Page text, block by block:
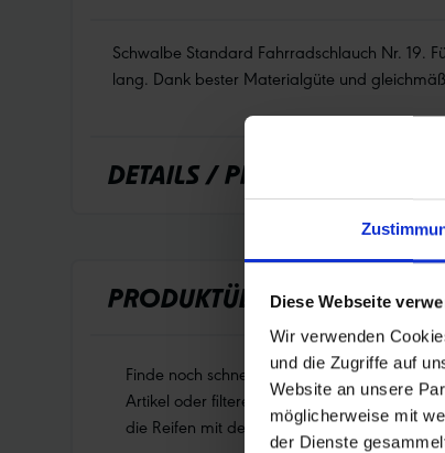
Diese Webseite
Wir verwenden
und die Zugriffe auf
Website an unsere
möglicherweise mit
der Dienste
Schwalbe Standard Fahrradschlauch Nr. 19.
lang. Dank bester Materialgüte und
DETAILS / PRODUKTDATEN
PRODUKTÜBERSICHT
Finde noch schneller deinen perfekten
Artikel oder filtere dir die Tabelle nach den
die Reifen mit den Pfeilen.